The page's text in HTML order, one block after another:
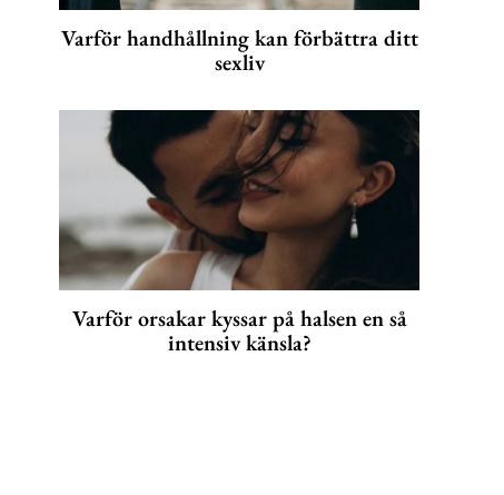
Varför handhållning kan förbättra ditt
sexliv
Varför orsakar kyssar på halsen en så
intensiv känsla?